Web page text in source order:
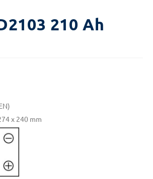
210 Ah
x 240 mm